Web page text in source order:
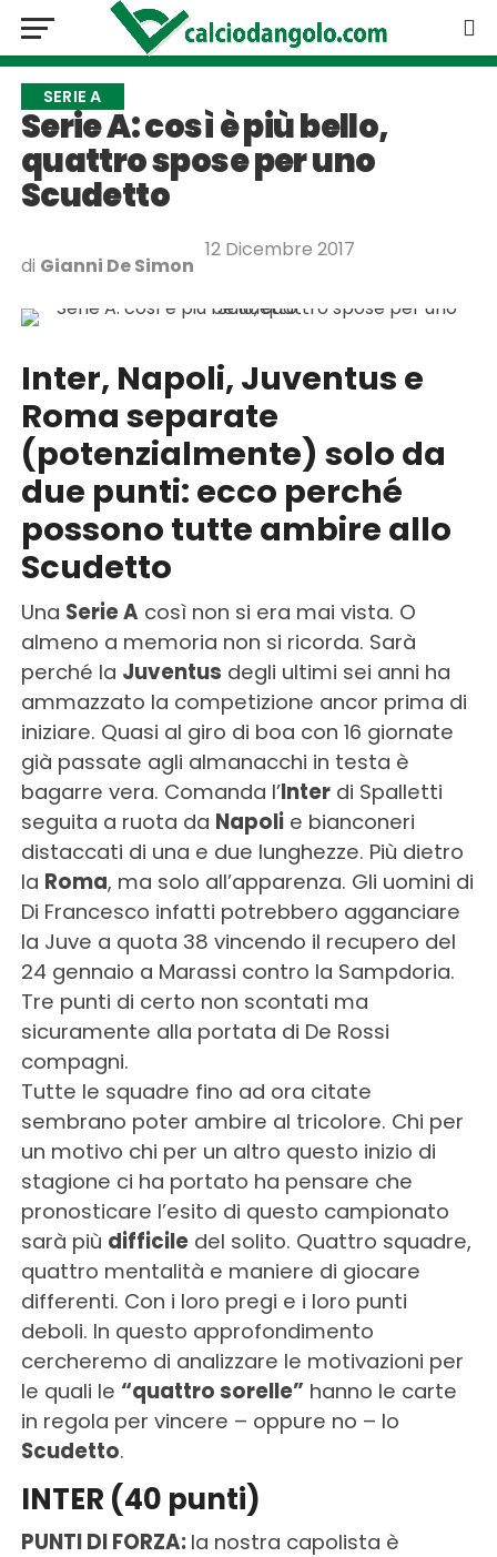
SERIE A
Serie A: così è più bello,
quattro spose per uno
Scudetto
di Gianni De Simon
12 Dicembre 2017
Inter, Napoli, Juventus e
Roma separate
(potenzialmente) solo da
due punti: ecco perché
possono tutte ambire allo
Scudetto
Una Serie A così non si era mai vista. O
almeno a memoria non si ricorda. Sarà
perché la Juventus degli ultimi sei anni ha
ammazzato la competizione ancor prima di
iniziare. Quasi al giro di boa con 16 giornate
già passate agli almanacchi in testa è
bagarre vera. Comanda l’Interdi Spalletti
seguita a ruota da Napolie bianconeri
distaccati di una e due lunghezze. Più dietro
la Roma, ma solo all’apparenza. Gli uomini di
Di Francesco infatti potrebbero agganciare
la Juve a quota 38 vincendo il recupero del
24 gennaio a Marassi contro la Sampdoria.
Tre punti di certo non scontati ma
sicuramente alla portata di De Rossi
compagni.
Tutte le squadre fino ad ora citate
sembrano poter ambire al tricolore. Chi per
un motivo chi per un altro questo inizio di
stagione ci ha portato ha pensare che
pronosticare l’esito di questo campionato
sarà più difficiledel solito. Quattro squadre,
quattro mentalità e maniere di giocare
differenti. Con i loro pregi e i loro punti
deboli. In questo approfondimento
cercheremo di analizzare le motivazioni per
le quali le “quattro sorelle” hanno le carte
in regola per vincere – oppure no – lo
Scudetto.
INTER (40 punti)
PUNTI DI FORZA: la nostra capolista è